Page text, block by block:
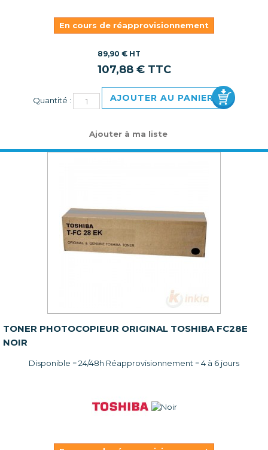
En cours de réapprovisionnement
89,90 € HT
107,88 € TTC
Quantité : AJOUTER AU PANIER
Ajouter à ma liste
TONER PHOTOCOPIEUR ORIGINAL TOSHIBA FC28E
NOIR
Disponible = 24/48h Réapprovisionnement = 4 à 6 jours